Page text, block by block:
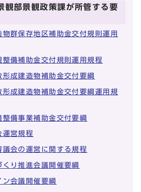
観部景観政策課が所管する要
群保存地区補助金交付規則運用
備補助金交付規則運用規程
成建造物補助金交付要綱
成建造物補助金交付要綱運用規
備事業補助金交付要綱
運営規程
会の運営に関する規程
り推進会議開催要綱
会議開催要綱